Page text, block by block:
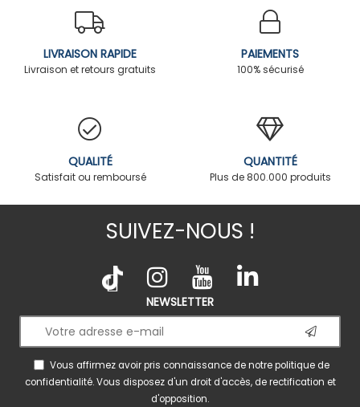
LIVRAISON RAPIDE
Livraison et retours gratuits
PAIEMENTS
100% sécurisé
QUALITÉ
Satisfait ou remboursé
QUANTITÉ
Plus de 800.000 produits
SUIVEZ-NOUS !
NEWSLETTER
Vous affirmez avoir pris connaissance de notrepolitique de
confidentialité. Vous disposez d'un droit d'accès, de rectification et
d'opposition.